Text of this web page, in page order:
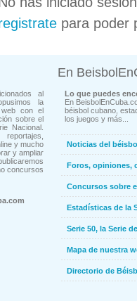
para poder
al
la
con el
sobre el
Nacional.
y mucho
y ampliar
concursos
En
Lo que puedes
En
béisbol cubano,
los juegos y más...
Noticias del
Foros, opiniones,
Concursos sobre
Estadísticas de la
Serie 50, la Serie
Mapa de nuestra
Directorio de